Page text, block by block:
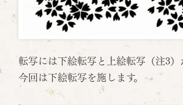
転写には下絵転写と上絵転写（注3）
今回は下絵転写を施します。